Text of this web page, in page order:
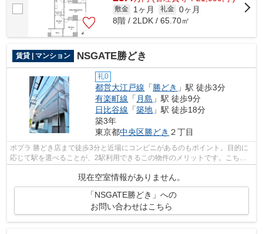
敷金 1ヶ月 礼金 0ヶ月
8階 / 2LDK / 65.70㎡
賃貸 | マンション NSGATE勝どき
礼0
都営大江戸線 「 勝どき 」駅 徒歩3分
有楽町線 「 月島 」駅 徒歩9分
日比谷線 「築地 」駅 徒歩18分
築3年
東京都中央区勝どき ２丁目
ポプラ 勝どき店まで徒歩3分と近場にコンビニがあるのもポイント。目的に
応じて駅を選べることが、2駅利用できるこの物件のメリットです。こちら
現在空室情報がありません。
「NSGATE勝どき」への
お問い合わせはこちら